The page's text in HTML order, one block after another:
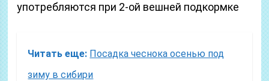
употребляются при 2-ой вешней подкормке
Читать еще: Посадка чеснока осенью под
зиму в сибири